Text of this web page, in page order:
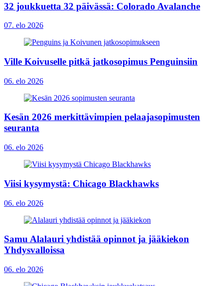
32 joukkuetta 32 päivässä: Colorado Avalanche
07. elo 2026
Ville Koivuselle pitkä jatkosopimus Penguinsiin
06. elo 2026
Kesän 2026 merkittävimpien pelaajasopimusten
seuranta
06. elo 2026
Viisi kysymystä: Chicago Blackhawks
06. elo 2026
Samu Alalauri yhdistää opinnot ja jääkiekon
Yhdysvalloissa
06. elo 2026